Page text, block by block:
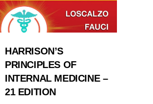
HARRISON’S
PRINCIPLES OF
INTERNAL MEDICINE –
21 EDITION